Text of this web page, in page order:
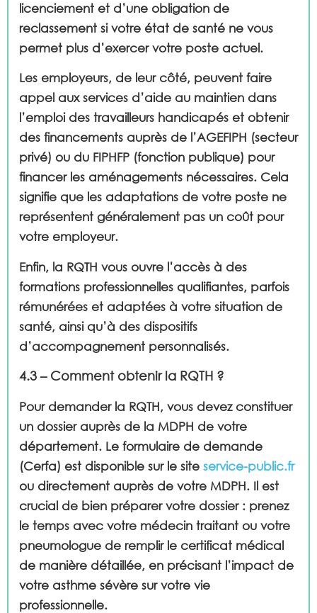
licenciement et d’une obligation de
reclassement si votre état de santé ne vous
permet plus d’exercer votre poste actuel.
Les employeurs, de leur côté, peuvent faire
appel aux services d’aide au maintien dans
l’emploi des travailleurs handicapés et obtenir
des financements auprès de l’AGEFIPH (secteur
privé) ou du FIPHFP (fonction publique) pour
financer les aménagements nécessaires. Cela
signifie que les adaptations de votre poste ne
représentent généralement pas un coût pour
votre employeur.
Enfin, la RQTH vous ouvre l’accès à des
formations professionnelles qualifiantes, parfois
rémunérées et adaptées à votre situation de
santé, ainsi qu’à des dispositifs
d’accompagnement personnalisés.
4.3 – Comment obtenir la RQTH ?
Pour demander la RQTH, vous devez constituer
un dossier auprès de la MDPH de votre
département. Le formulaire de demande
(Cerfa) est disponible sur le site service-public.fr
ou directement auprès de votre MDPH. Il est
crucial de bien préparer votre dossier : prenez
le temps avec votre médecin traitant ou votre
pneumologue de remplir le certificat médical
de manière détaillée, en précisant l’impact de
votre asthme sévère sur votre vie
professionnelle.